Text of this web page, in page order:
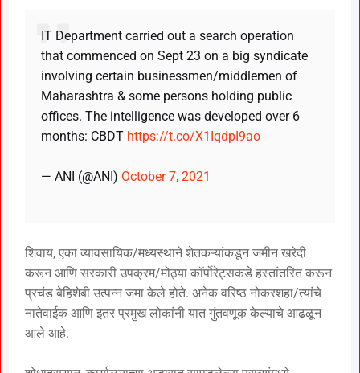
IT Department carried out a search operation
that commenced on Sept 23 on a big syndicate
involving certain businessmen/middlemen of
Maharashtra & some persons holding public
offices. The intelligence was developed over 6
months: CBDT https://t.co/X1IqdpI9ao
— ANI (@ANI) October 7, 2021
शिवाय, एका व्यावसायिक/मध्यस्थाने शेतकऱ्यांकडून जमीन खरेदी
करून आणि सरकारी उपक्रम/मोठ्या कॉर्पोरेट्सकडे हस्तांतरित करून
प्रचंड बेहिशेबी उत्पन्न जमा केले होते. अनेक वरिष्ठ नोकरशहा/त्यांचे
नातेवाईक आणि इतर प्रमुख लोकांनी यात गुंतवणूक केल्याचे आढळून
आले आहे.